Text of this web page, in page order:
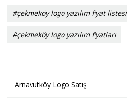
#çekmeköy logo yazılım fiyat listesi
#çekmeköy logo yazılım fiyatları
Arnavutköy Logo Satış